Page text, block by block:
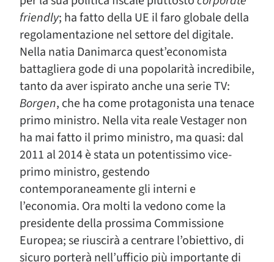
friendly; ha fatto della UE il faro globale della
regolamentazione nel settore del digitale.
Nella natia Danimarca quest’economista
battagliera gode di una popolarità incredibile,
tanto da aver ispirato anche una serie TV:
Borgen, che ha come protagonista una tenace
primo ministro. Nella vita reale Vestager non
ha mai fatto il primo ministro, ma quasi: dal
2011 al 2014 è stata un potentissimo vice-
primo ministro, gestendo
contemporaneamente gli interni e
l’economia. Ora molti la vedono come la
presidente della prossima Commissione
Europea; se riuscirà a centrare l’obiettivo, di
sicuro porterà nell’ufficio più importante di